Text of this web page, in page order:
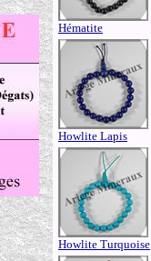
Hématite
Howlite Lapis
Howlite Turquoise